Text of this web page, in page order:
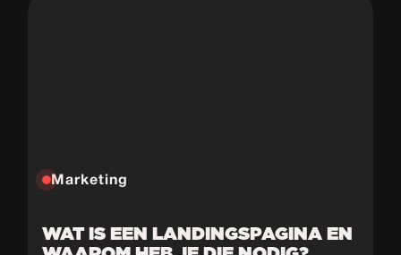
Marketing
WAT IS EEN LANDINGSPAGINA EN